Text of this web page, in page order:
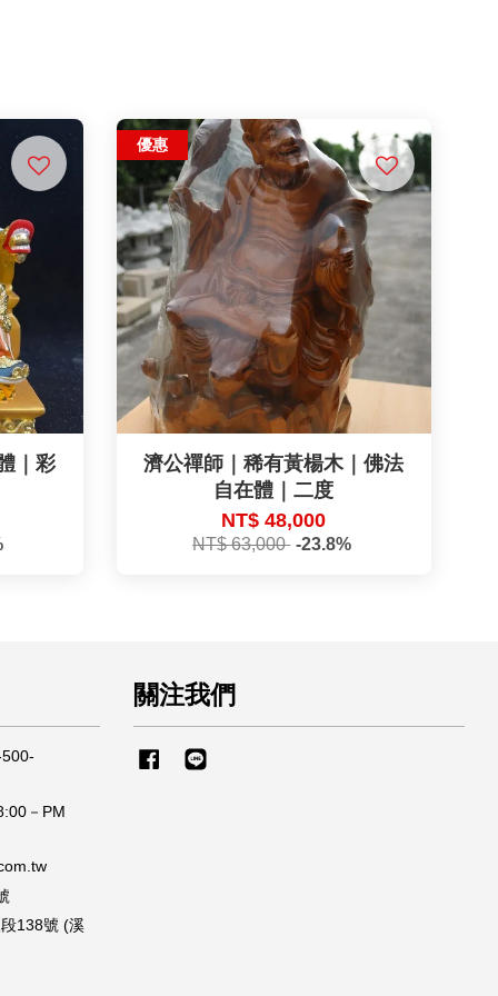
｜彩
優惠
濟公禪師｜稀有黃楊木｜佛法
自在體｜二度
NT$ 48,000
NT$ 63,000 -23.8%
－PM
138號 (溪
關注我們
Facebook